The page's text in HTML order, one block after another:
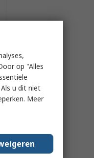
op "Alles
u dit niet
Meer